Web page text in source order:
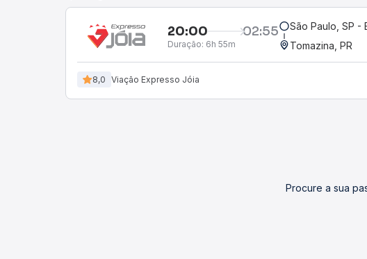
20:00 02:55
Duração: 6h 55m
São Paulo, SP -
Tomazina, PR
8,0 Viação Expresso Jóia
Procure a sua